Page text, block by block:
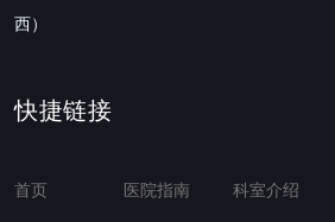
西）
快捷链接
首页 医院指南 科室介绍